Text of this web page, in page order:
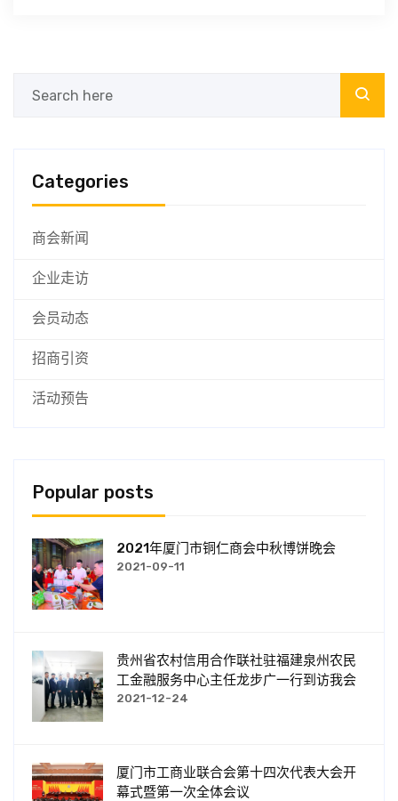
Categories
商会新闻
企业走访
会员动态
招商引资
活动预告
Popular posts
2021年厦门市铜仁商会中秋博饼晚会
2021-09-11
贵州省农村信用合作联社驻福建泉州农民
工金融服务中心主任龙步广一行到访我会
2021-12-24
厦门市工商业联合会第十四次代表大会开
幕式暨第一次全体会议